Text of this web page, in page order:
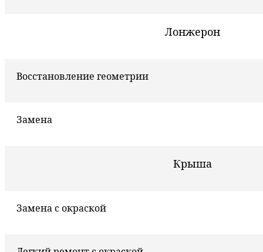
Лонжерон
Восстановление геометрии
Замена
Крыша
Замена с окраской